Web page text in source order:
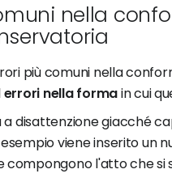
nella
più comuni nella
errori nella formain cui
a disattenzione giacché
viene inserito un
compongono l'atto che si